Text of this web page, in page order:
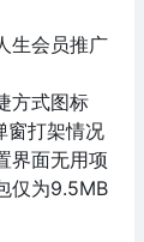
生会员推广
方式图标
窗打架情况
界面无用项
仅为9.5MB